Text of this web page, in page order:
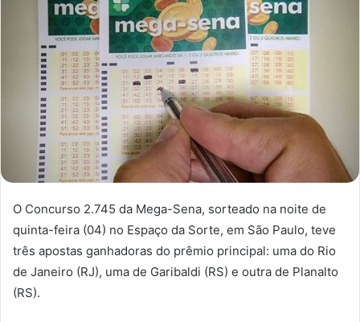
O Concurso 2.745 da Mega-Sena, sorteado na noite de
quinta-feira (04) no Espaço da Sorte, em São Paulo, teve
três apostas ganhadoras do prêmio principal: uma do Rio
de Janeiro (RJ), uma de Garibaldi (RS) e outra de Planalto
(RS).